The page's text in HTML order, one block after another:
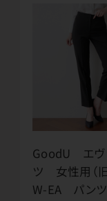
GoodU エ
ツ 女性用（
W-EA パン